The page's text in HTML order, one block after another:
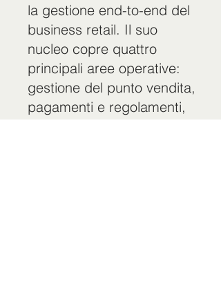
la gestione end-to-end del
business retail. Il suo
nucleo copre quattro
principali aree operative:
gestione del punto vendita,
pagamenti e regolamenti,